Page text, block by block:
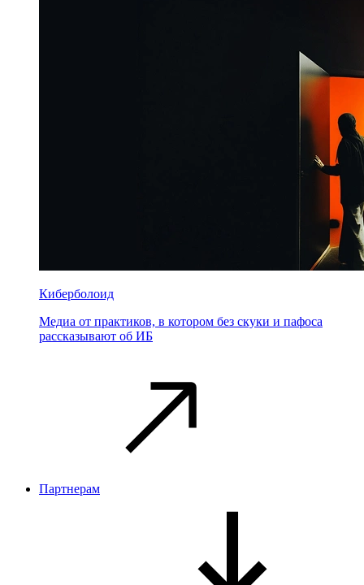
Киберболоид
Медиа от практиков, в котором без скуки и пафоса
рассказывают об ИБ
Партнерам